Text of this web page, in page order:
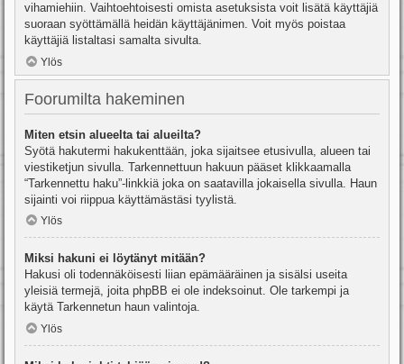
vihamiehiin. Vaihtoehtoisesti omista asetuksista voit lisätä käyttäjiä
suoraan syöttämällä heidän käyttäjänimen. Voit myös poistaa
käyttäjiä listaltasi samalta sivulta.
Ylös
Foorumilta hakeminen
Miten etsin alueelta tai alueilta?
Syötä hakutermi hakukenttään, joka sijaitsee etusivulla, alueen tai
viestiketjun sivulla. Tarkennettuun hakuun pääset klikkaamalla
“Tarkennettu haku”-linkkiä joka on saatavilla jokaisella sivulla. Haun
sijainti voi riippua käyttämästäsi tyylistä.
Ylös
Miksi hakuni ei löytänyt mitään?
Hakusi oli todennäköisesti liian epämääräinen ja sisälsi useita
yleisiä termejä, joita phpBB ei ole indeksoinut. Ole tarkempi ja
käytä Tarkennetun haun valintoja.
Ylös